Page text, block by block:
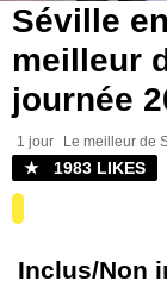
Séville
meilleur
journée
1 jour Le meilleur de
★ 1983 LIKES
Inclus/Non